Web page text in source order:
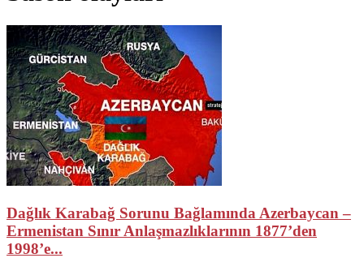
Dağlık Karabağ Sorunu Bağlamında Azerbaycan –
Ermenistan Sınır Anlaşmazlıklarının 1877’den
1998’e...